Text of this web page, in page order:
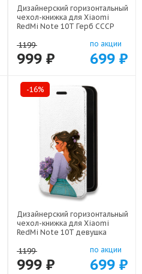
Дизайнерский горизонтальный
чехол-книжка для Xiaomi
RedMi Note 10T Герб СССР
1199
999 ₽
по акции
699 ₽
-16%
Дизайнерский горизонтальный
чехол-книжка для Xiaomi
RedMi Note 10T девушка
1199
999 ₽
по акции
699 ₽